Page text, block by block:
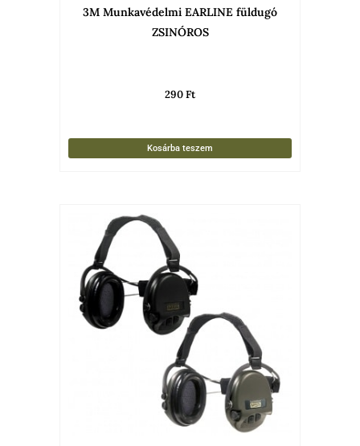
3M Munkavédelmi EARLINE füldugó
ZSINÓROS
290Ft
Kosárba teszem